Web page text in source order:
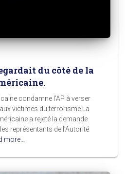
du côté de la
condamne l’AP à verser
victimes du terrorisme La
a rejeté la demande
représentants de l’Autorité
more…